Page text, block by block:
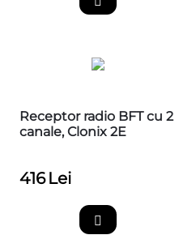
Receptor radio BFT cu 2
canale, Clonix 2E
416 Lei